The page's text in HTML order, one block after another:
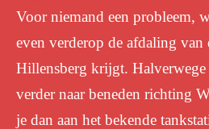
Voor niemand een probleem,
even verderop de afdaling van
Hillensberg krijgt.
verder naar beneden richting
je dan aan het bekende